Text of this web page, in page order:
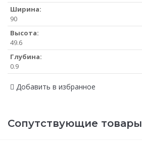
Ширина:
90
Высота:
49.6
Глубина:
0.9
Добавить в избранное
Сопутствующие товары